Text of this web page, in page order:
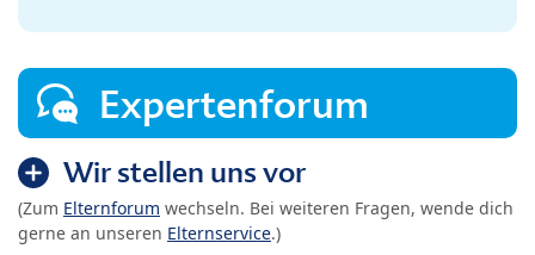
Expertenforum
Wir stellen uns vor
(Zum Elternforum wechseln. Bei weiteren Fragen, wende dich
gerne an unseren Elternservice.)